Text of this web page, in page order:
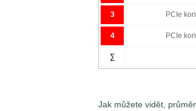
3 PCIe
4 PCIe
∑
Jak můžete vidět,